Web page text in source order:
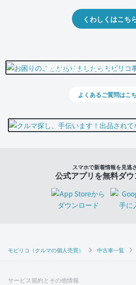
モビリコ（クルマの個人売買） 中古車一覧
くわしくはこち
0800-500-5500
よくあるご質問はこ
スマホで新着情報を見逃
公式アプリを無料ダ
サービス規約とその他情報